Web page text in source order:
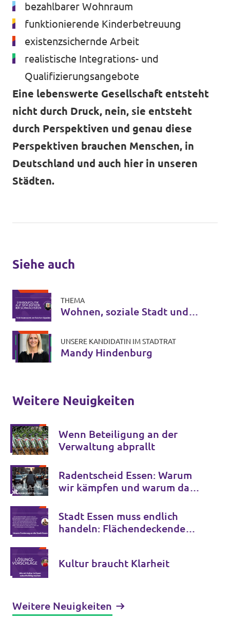
bezahlbarer Wohnraum
funktionierende Kinderbetreuung
existenzsichernde Arbeit
realistische Integrations- und
Qualifizierungsangebote
Eine lebenswerte Gesellschaft entsteht
nicht durch Druck, nein, sie entsteht
durch Perspektiven und genau diese
Perspektiven brauchen Menschen, in
Deutschland und auch hier in unseren
Städten.
Siehe auch
THEMA
Wohnen, soziale Stadt und
UNSERE KANDIDATIN IM STADTRAT
Mandy Hindenburg
Weitere Neuigkeiten
Wenn Beteiligung an der
Verwaltung abprallt
Radentscheid Essen: Warum
wir kämpfen und warum das
Stadt Essen muss endlich
handeln: Flächendeckende
Rettungsdienstes ist
Kultur braucht Klarheit
Weitere Neuigkeiten